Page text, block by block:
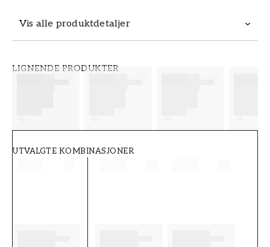
Vis alle produktdetaljer
LIGNENDE PRODUKTER
UTVALGTE KOMBINASJONER